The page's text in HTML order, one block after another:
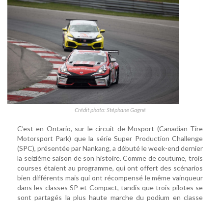
Crédit photo: Stéphane Gagné
C’est en Ontario, sur le circuit de Mosport (Canadian Tire
Motorsport Park) que la série Super Production Challenge
(SPC), présentée par Nankang, a débuté le week-end dernier
la seizième saison de son histoire. Comme de coutume, trois
courses étaient au programme, qui ont offert des scénarios
bien différents mais qui ont récompensé le même vainqueur
dans les classes SP et Compact, tandis que trois pilotes se
sont partagés la plus haute marche du podium en classe